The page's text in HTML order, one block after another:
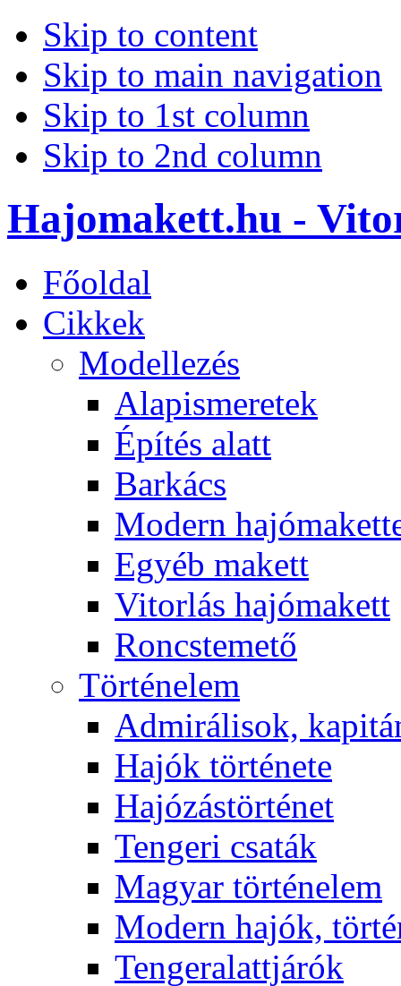
Skip to content
Skip to main navigation
Skip to 1st column
Skip to 2nd column
Hajomakett.hu -
Főoldal
Cikkek
Modellezés
Alapismeretek
Építés alatt
Barkács
Modern
Egyéb makett
Vitorlás hajómakett
Roncstemető
Történelem
Admirálisok,
Hajók története
Hajózástörténet
Tengeri csaták
Magyar történelem
Modern hajók,
Tengeralattjárók